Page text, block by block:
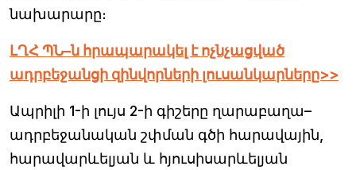
նախարարը։
ԼՂՀ ՊՆ–ն հրապարակել է ոչնչացված
ադրբեջանցի զինվորների լուսանկարները>>
Ապրիլի 1-ի լույս 2-ի գիշերը ղարաբաղա–
ադրբեջանական շփման գծի հարավային,
հարավարևելյան և հյուսիսարևելյան